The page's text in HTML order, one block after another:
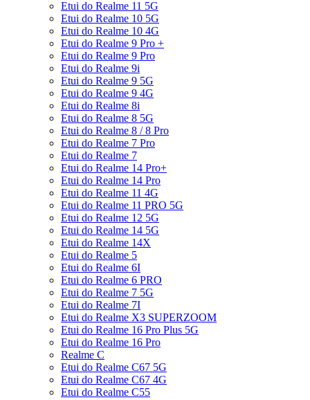
Etui do Realme 11 5G
Etui do Realme 10 5G
Etui do Realme 10 4G
Etui do Realme 9 Pro +
Etui do Realme 9 Pro
Etui do Realme 9i
Etui do Realme 9 5G
Etui do Realme 9 4G
Etui do Realme 8i
Etui do Realme 8 5G
Etui do Realme 8 / 8 Pro
Etui do Realme 7 Pro
Etui do Realme 7
Etui do Realme 14 Pro+
Etui do Realme 14 Pro
Etui do Realme 11 4G
Etui do Realme 11 PRO 5G
Etui do Realme 12 5G
Etui do Realme 14 5G
Etui do Realme 14X
Etui do Realme 5
Etui do Realme 6I
Etui do Realme 6 PRO
Etui do Realme 7 5G
Etui do Realme 7I
Etui do Realme X3 SUPERZOOM
Etui do Realme 16 Pro Plus 5G
Etui do Realme 16 Pro
Realme C
Etui do Realme C67 5G
Etui do Realme C67 4G
Etui do Realme C55